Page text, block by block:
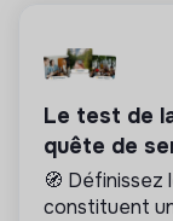
Le test de
quête de
🧭 Définissez
constituent